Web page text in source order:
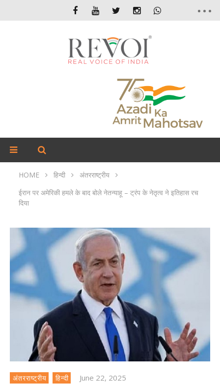
HOME हिन्दी
अंतरराष्ट्रीय
ईरान पर अमेरिकी हमले के बाद बोले नेतन्याहू – ट्रंप के नेतृत्व ने इतिहास रच
दिया
अंतरराष्ट्रीय हिन्दी June 22, 2025